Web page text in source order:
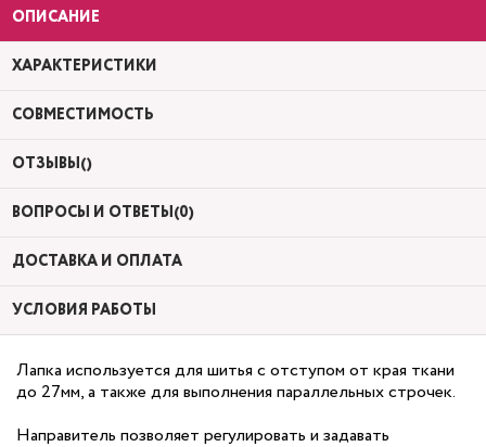
ОПИСАНИЕ
ХАРАКТЕРИСТИКИ
СОВМЕСТИМОСТЬ
ОТЗЫВЫ()
ВОПРОСЫ И ОТВЕТЫ(0)
ДОСТАВКА И ОПЛАТА
УСЛОВИЯ РАБОТЫ
Лапка используется для шитья с отступом от края ткани
до 27мм, а также для выполнения параллельных строчек.
Направитель позволяет регулировать и задавать